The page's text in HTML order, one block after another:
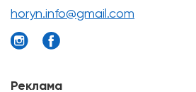
horyn.info@gmail.com
Реклама